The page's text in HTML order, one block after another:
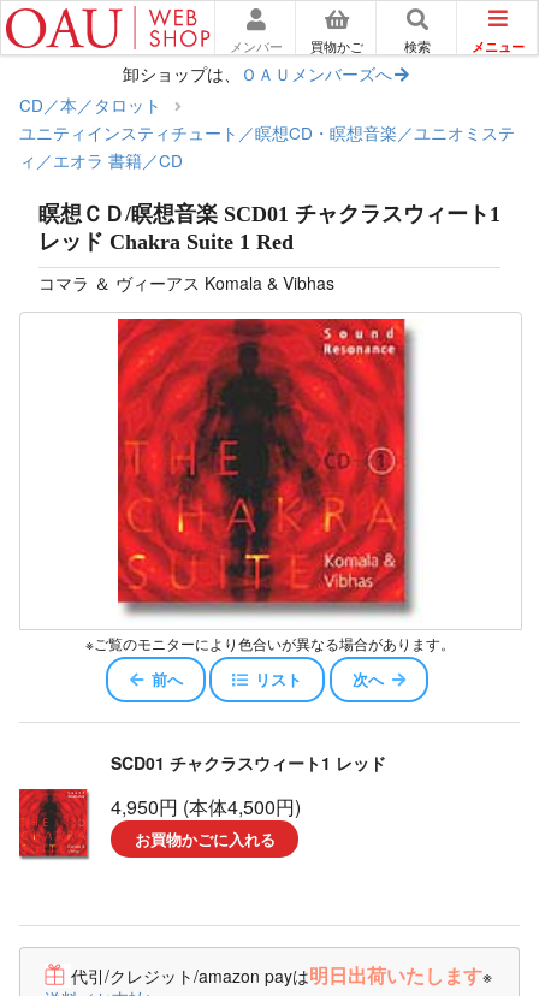
メンバー 買物かご 検索 メニュー
卸ショップは、
ＯＡＵメンバーズへ
CD／本／タロット
ユニティインスティチュート／瞑想CD・瞑想音楽／ユニオミステ
ィ／エオラ 書籍／CD
瞑想ＣＤ/瞑想音楽 SCD01 チャクラスウィート1
レッド Chakra Suite 1 Red
コマラ ＆ ヴィーアス Komala & Vibhas
※ご覧のモニターにより色合いが異なる場合があります。
前へ リスト 次へ
SCD01 チャクラスウィート1 レッド
4,950円 (本体4,500円)
お買物かごに入れる
代引/クレジット/amazon payは明日出荷いたします※